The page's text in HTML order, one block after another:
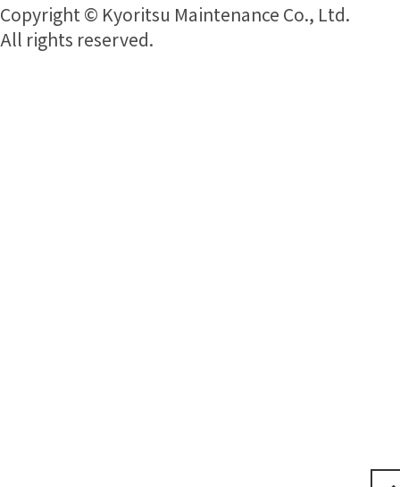
Copyright © Kyoritsu Maintenance Co., Ltd.
All rights reserved.